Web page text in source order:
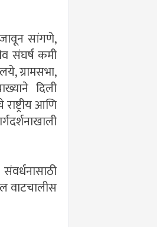
सांगणे,
संघर्ष कमी
ग्रामसभा,
दिली
आणि
वाटचालीस